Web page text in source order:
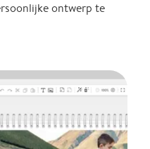
ontwerp te